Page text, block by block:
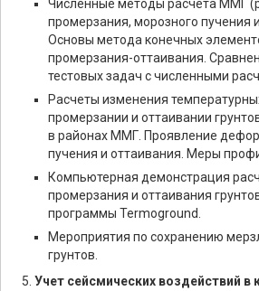
Численные методы расчета ММГ
промерзания, морозного пучения
Основы метода конечных
промерзания-оттаивания.
тестовых задач с численными
Расчеты изменения
промерзании и оттаивании
в районах ММГ. Проявление
пучения и оттаивания. Меры
Компьютерная демонстрация
промерзания и оттаивания
программы Termoground.
Мероприятия по сохранению
грунтов.
Учет сейсмических воздействий в